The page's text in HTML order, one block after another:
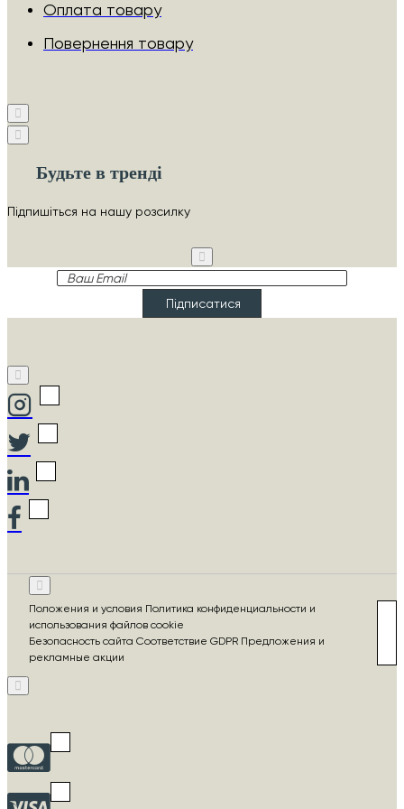
Оплата товару
Повернення товару
Будьте в тренді
Підпишіться на нашу розсилку
Ваш
Підписатися
Положения и условия Политика конфиденциальности и
использования файлов cookie
Безопасность сайта Соответствие GDPR Предложения и
рекламные акции